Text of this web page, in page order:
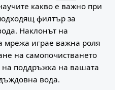
какво е важно при
филтър за
Наклонът на
мрежа играе важна роля
на самопочистването
на поддръжка на вашата
вода.